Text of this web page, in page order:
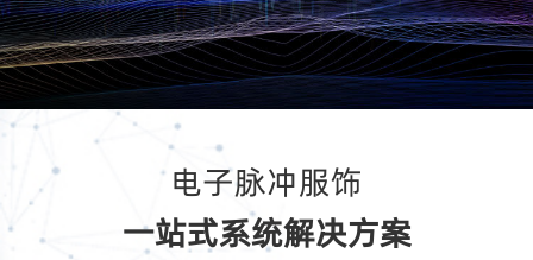
电子脉冲服饰
一站式系统解决方案